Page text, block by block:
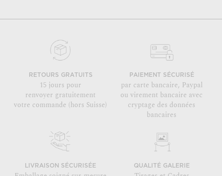
RETOURS GRATUITS
15 jours pour
renvoyer gratuitement
votre commande (hors Suisse)
PAIEMENT SÉCURISÉ
par carte bancaire, Paypal
ou virement bancaire avec
cryptage des données
bancaires
LIVRAISON SÉCURISÉE QUALITÉ GALERIE